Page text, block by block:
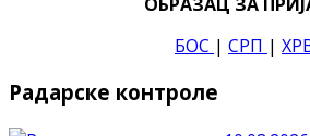
БОС | СРП |
Радарске контроле